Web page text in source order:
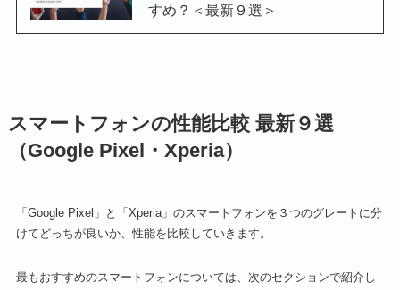
すめ？＜最新９選＞
スマートフォンの性能比較 最新９選
（Google Pixel・Xperia）
「Google Pixel」と「Xperia」のスマートフォンを３つのグレートに分
けてどっちが良いか、性能を比較していきます。
最もおすすめのスマートフォンについては、次のセクションで紹介し